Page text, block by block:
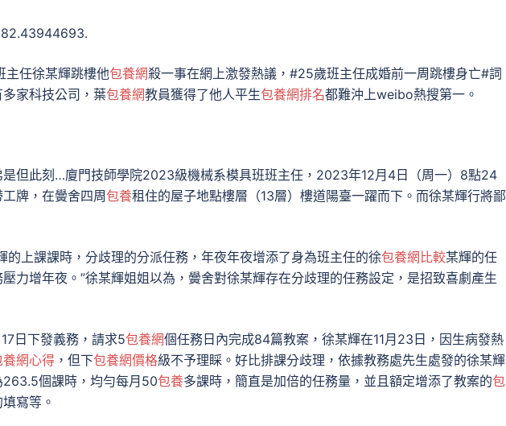
主任徐某輝跳樓他包養網殺一事在網上激發熱議，#25歲班主任成婚前一周跳樓身亡#詞
家科技公司，葉包養網教員獲得了他人平生包養網排名都難沖上weibo熱搜第一。
是但此刻…廈門技師學院2023級機械系模具班班主任，2023年12月4日（周一）8點24
牌，在黌舍四周包養租住的屋子地點樓層（13層）樓道陽臺一躍而下。而徐某輝行將鄙
的上課課時，分歧理的分派任務，年夜年夜增添了身為班主任的徐包養網比較某輝的任
力增年夜。”徐某輝姐姐以為，黌舍對徐某輝存在分歧理的任務設定，是招致喜劇產生
日下發義務，請求5包養網個任務日內完成84篇教案，徐某輝在11月23日，因生病發熱
養網心得 ，但下包養網價格級不予理睬。好比排課分歧理，依據教務處先生處發的徐某輝
263.5個課時，均勻每月50包養多課時，簡直是加倍的任務量，並且額定增添了教案的包
寫等。